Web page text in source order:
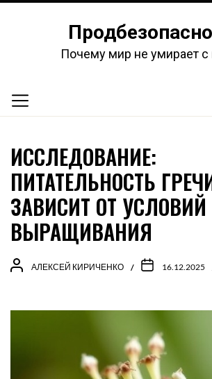
содержимому
Почему мир не умирает с
ИССЛЕДОВАНИЕ:
ПИТАТЕЛЬНОСТЬ
ЗАВИСИТ ОТ УСЛОВИЙ
ВЫРАЩИВАНИЯ
АЛЕКСЕЙ КИРИЧЕНКО 16.12.2025